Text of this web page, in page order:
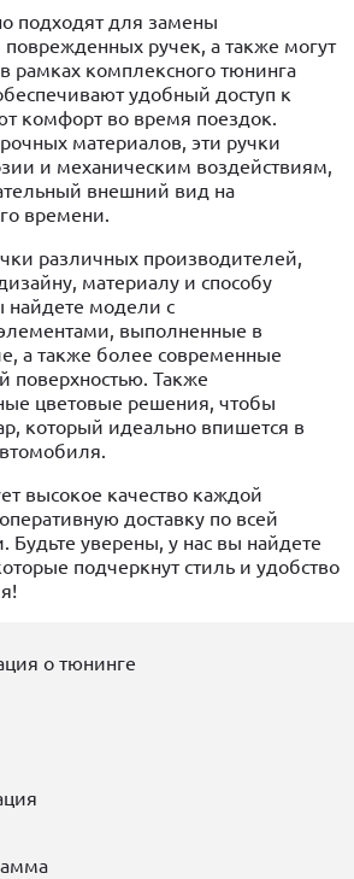
подходят для замены
ручек, а также могут
рамках комплексного тюнинга
удобный доступ к
комфорт во время поездок.
материалов, эти ручки
и механическим воздействиям,
внешний вид на
времени.
различных производителей,
материалу и способу
найдете модели с
выполненные в
а также более современные
поверхностью. Также
цветовые решения, чтобы
который идеально впишется в
высокое качество каждой
доставку по всей
Будьте уверены, у нас вы найдете
подчеркнут стиль и удобство
о тюнинге